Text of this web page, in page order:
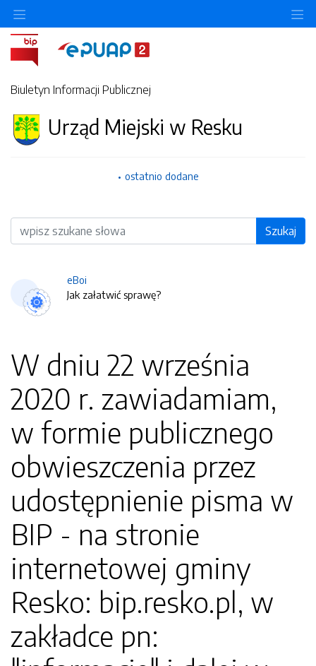
Biuletyn Informacji Publicznej
Urząd Miejski w Resku
ostatnio dodane
Wyszukiwarka Szukaj
eBoi
Jak załatwić sprawę?
W dniu 22 września
2020 r. zawiadamiam,
w formie publicznego
obwieszczenia przez
udostępnienie pisma w
BIP - na stronie
internetowej gminy
Resko: bip.resko.pl, w
zakładce pn: